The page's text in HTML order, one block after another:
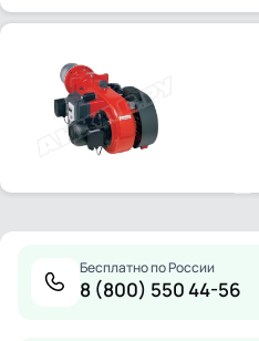
Бесплатно по России
8 (800) 550 44-56